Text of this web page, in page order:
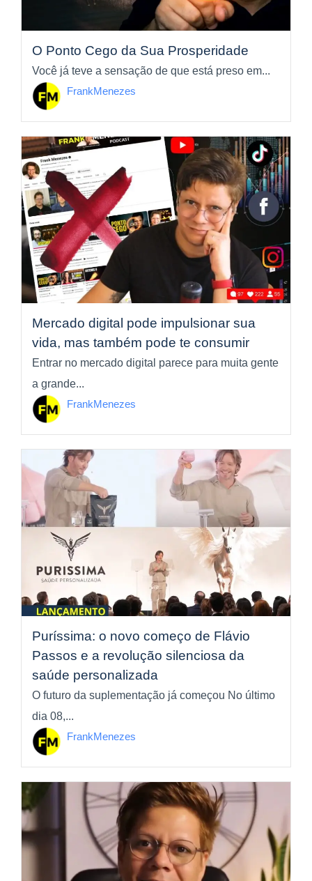
O Ponto Cego da Sua Prosperidade
Você já teve a sensação de que está preso em...
FrankMenezes
Mercado digital pode impulsionar sua
vida, mas também pode te consumir
Entrar no mercado digital parece para muita gente
a grande...
FrankMenezes
Puríssima: o novo começo de Flávio
Passos e a revolução silenciosa da
saúde personalizada
O futuro da suplementação já começou No último
dia 08,...
FrankMenezes